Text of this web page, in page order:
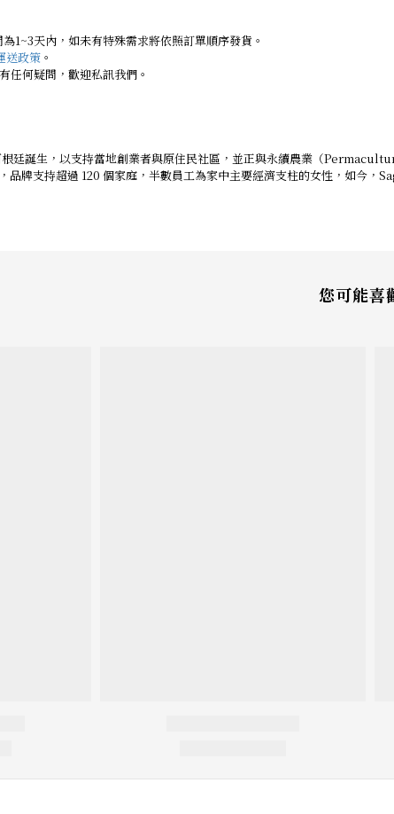
1~3天內，如未有特殊需求將依照訂單順序發貨。
送政策 。
任何疑問，歡迎私訊我們。
廷誕生，以支持當地創業者與原住民社區，並正與永續農業（
品牌支持超過 120 個家庭，半數員工為家中主要經濟支柱的女性，如今，
您可能喜